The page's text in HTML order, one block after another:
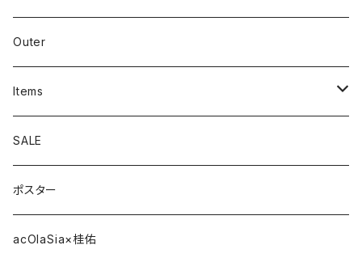
Outer
Items
Phone Case
cap
strap
SALE
ポスター
acOlaSia×桂佑